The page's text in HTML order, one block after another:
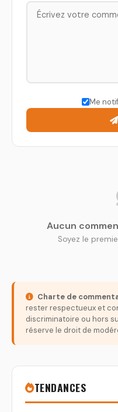
Me
Aucun
Soyez le
Charte de
rester respectueux et
discriminatoire ou hors
réserve le droit de
TENDANCES